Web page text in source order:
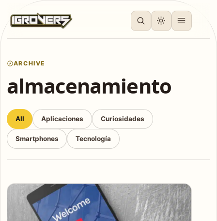
ARCHIVE
almacenamiento
All Aplicaciones Curiosidades
Smartphones Tecnología
Articles